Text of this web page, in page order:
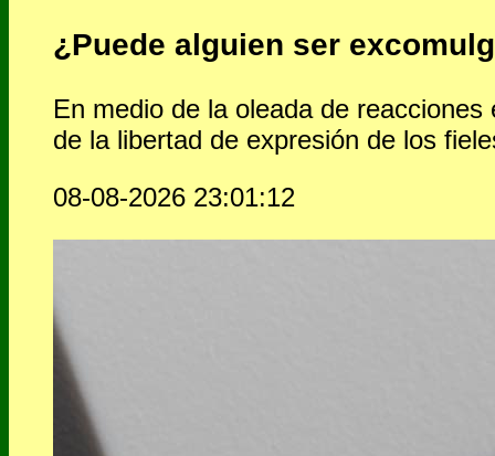
¿Puede alguien ser
En medio de la oleada de
de la libertad de expresión de los
08-08-2026 23:01:12